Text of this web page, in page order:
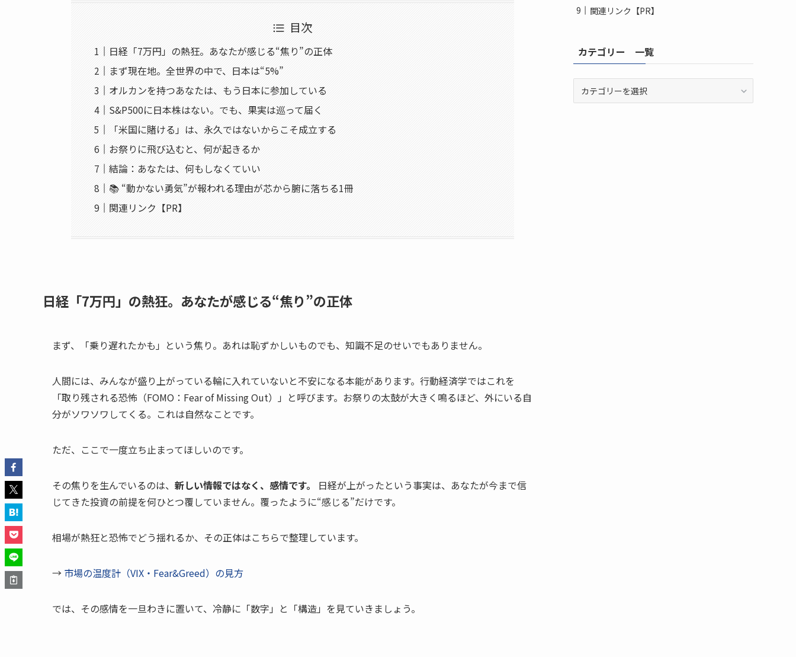
目次
日経「7万円」の熱狂。あなたが感じる“焦り”の正体
まず現在地。全世界の中で、日本は“5%”
オルカンを持つあなたは、もう日本に参加している
S&P500に日本株はない。でも、果実は巡って届く
「米国に賭ける」は、永久ではないからこそ成立する
お祭りに飛び込むと、何が起きるか
結論：あなたは、何もしなくていい
📚 “動かない勇気”が報われる理由が芯から腑に落ちる1冊
関連リンク【PR】
日経「7万円」の熱狂。あなたが感じる“焦り”の正体
まず、「乗り遅れたかも」という焦り。あれは恥ずかしいものでも、知識不足のせいでもありません。
人間には、みんなが盛り上がっている輪に入れていないと不安になる本能があります。行動経済学ではこれを
「取り残される恐怖（FOMO：Fear of Missing Out）」と呼びます。お祭りの太鼓が大きく鳴るほど、外にいる自
分がソワソワしてくる。これは自然なことです。
ただ、ここで一度立ち止まってほしいのです。
その焦りを生んでいるのは、 新しい情報ではなく、感情です。
日経が上がったという事実は、あなたが今まで信
じてきた投資の前提を何ひとつ覆していません。覆ったように“感じる”だけです。
相場が熱狂と恐怖でどう揺れるか、その正体はこちらで整理しています。
→ 市場の温度計（VIX・Fear&Greed）の見方
では、その感情を一旦わきに置いて、冷静に「数字」と「構造」を見ていきましょう。
関連リンク【PR】
カテゴリー 一覧